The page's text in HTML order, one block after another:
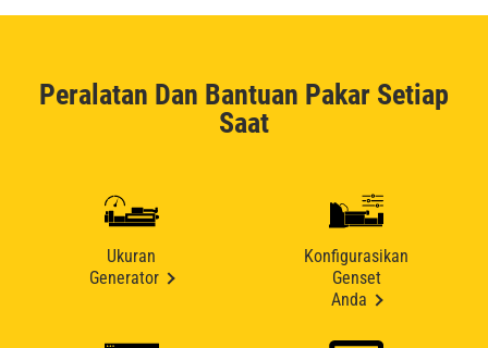
Peralatan Dan Bantuan Pakar Setiap
Saat
Ukuran
Generator
Konfigurasikan
Genset
Anda